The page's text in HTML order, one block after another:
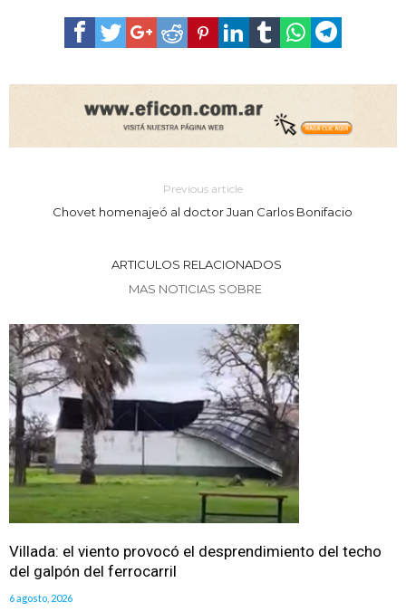
Previous article
Chovet homenajeó al doctor Juan Carlos Bonifacio
ARTICULOS RELACIONADOS
MAS NOTICIAS SOBRE
Villada: el viento provocó el desprendimiento del techo
del galpón del ferrocarril
6 agosto, 2026